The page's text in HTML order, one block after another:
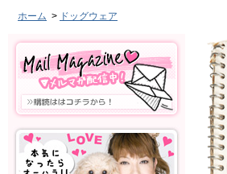
ホーム > ドッグウェア